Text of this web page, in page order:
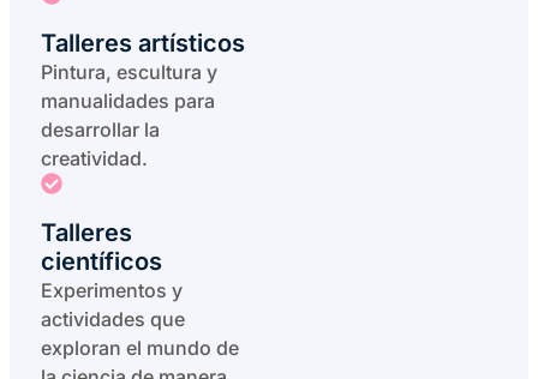
Talleres artísticos
Pintura, escultura y
manualidades para
desarrollar la
creatividad.
Talleres
científicos
Experimentos y
actividades que
exploran el mundo de